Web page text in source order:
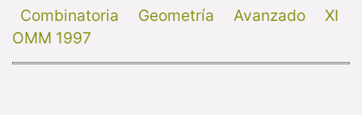
Combinatoria Geometría Avanzado
XI
OMM 1997